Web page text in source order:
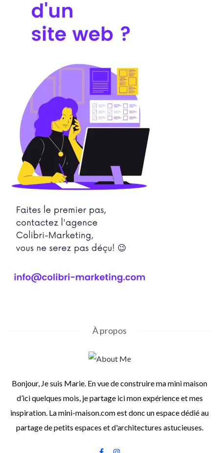
À propos
Bonjour, Je suis Marie. En vue de construire ma mini maison
d’ici quelques mois, je partage ici mon expérience et mes
inspiration. La mini-maison.com est donc un espace dédié au
partage de petits espaces et d'architectures astucieuses.